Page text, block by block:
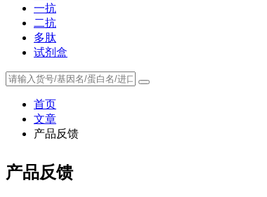
一抗
二抗
多肽
试剂盒
首页
文章
产品反馈
产品反馈